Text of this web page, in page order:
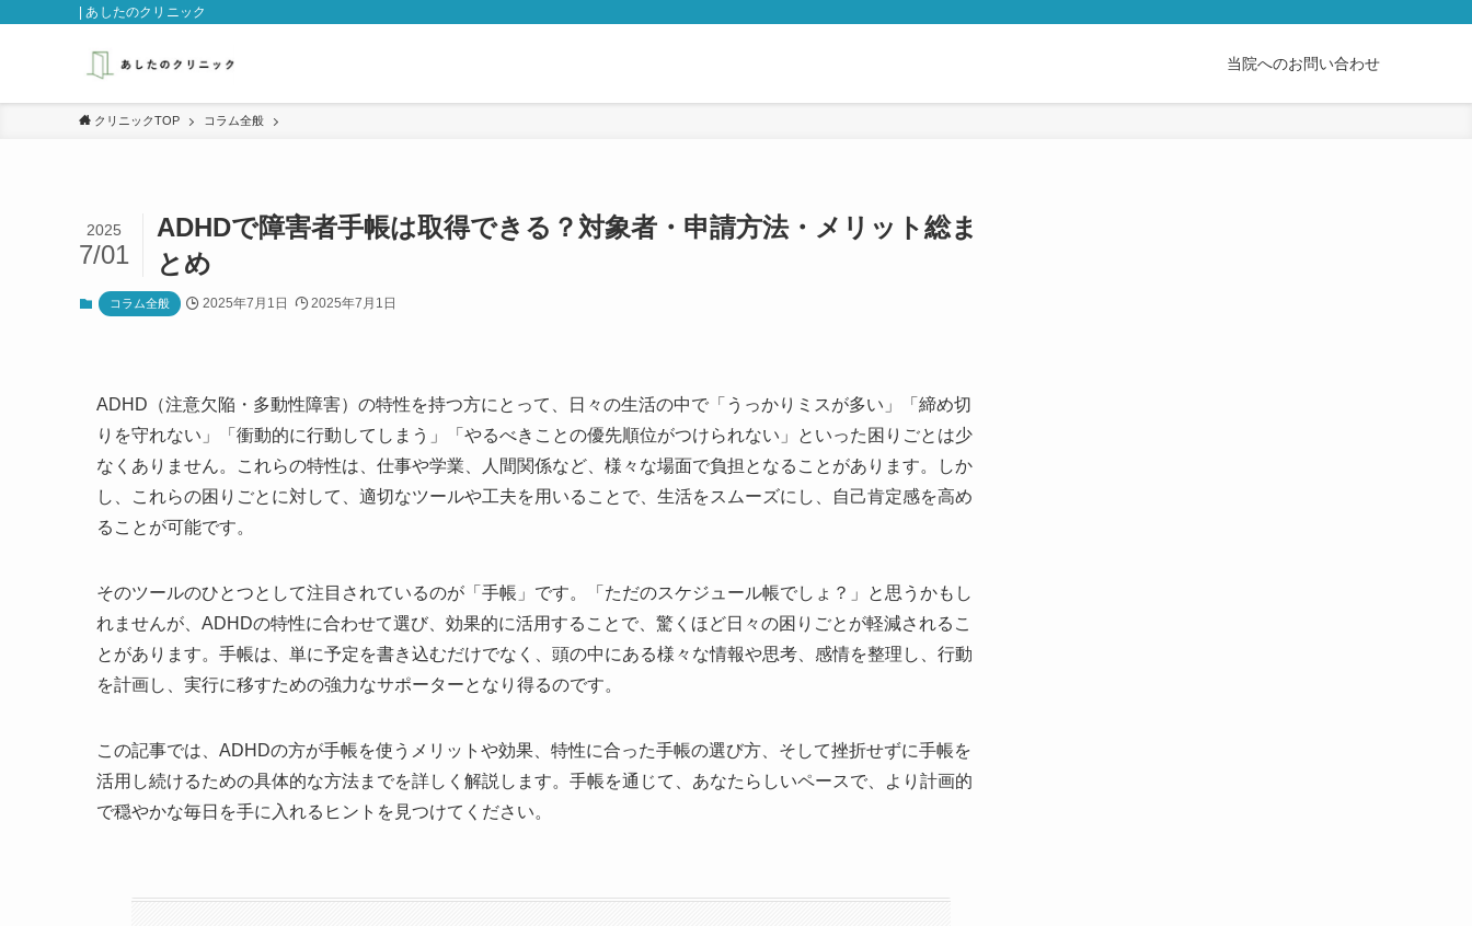
| あしたのクリニック
当院へのお問い合わせ
クリニックTOP コラム全般
ADHDで障害者手帳は取得できる？対象者・申請方法・メリット総ま
とめ
2025
7/01
コラム全般 2025年7月1日 2025年7月1日
ADHD（注意欠陥・多動性障害）の特性を持つ方にとって、日々の生活の中で「うっかりミスが多い」「締め切
りを守れない」「衝動的に行動してしまう」「やるべきことの優先順位がつけられない」といった困りごとは少
なくありません。これらの特性は、仕事や学業、人間関係など、様々な場面で負担となることがあります。しか
し、これらの困りごとに対して、適切なツールや工夫を用いることで、生活をスムーズにし、自己肯定感を高め
ることが可能です。
そのツールのひとつとして注目されているのが「手帳」です。「ただのスケジュール帳でしょ？」と思うかもし
れませんが、ADHDの特性に合わせて選び、効果的に活用することで、驚くほど日々の困りごとが軽減されるこ
とがあります。手帳は、単に予定を書き込むだけでなく、頭の中にある様々な情報や思考、感情を整理し、行動
を計画し、実行に移すための強力なサポーターとなり得るのです。
この記事では、ADHDの方が手帳を使うメリットや効果、特性に合った手帳の選び方、そして挫折せずに手帳を
活用し続けるための具体的な方法までを詳しく解説します。手帳を通じて、あなたらしいペースで、より計画的
で穏やかな毎日を手に入れるヒントを見つけてください。